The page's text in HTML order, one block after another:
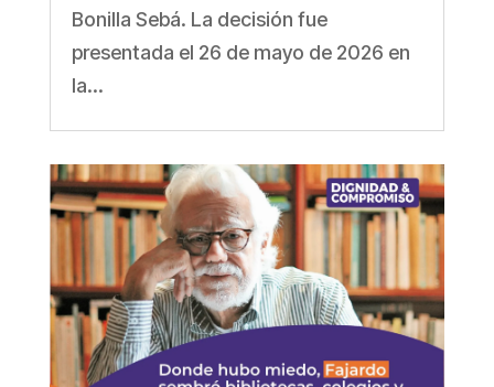
Bonilla Sebá. La decisión fue
presentada el 26 de mayo de 2026 en
la...